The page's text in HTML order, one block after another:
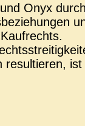
Onyx
resultieren,